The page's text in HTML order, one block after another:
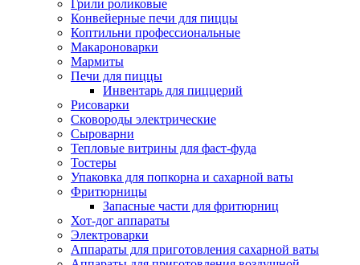
Грили роликовые
Конвейерные печи для пиццы
Коптильни профессиональные
Макароноварки
Мармиты
Печи для пиццы
Инвентарь для пиццерий
Рисоварки
Сковороды электрические
Сыроварни
Тепловые витрины для фаст-фуда
Тостеры
Упаковка для попкорна и сахарной ваты
Фритюрницы
Запасные части для фритюрниц
Хот-дог аппараты
Электроварки
Аппараты для приготовления сахарной ваты